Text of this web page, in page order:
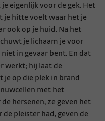
eigenlijk voor de gek. Het
je hitte voelt waar het je
ook op je huid. Na het
je lichaam je voor
in gevaar bent. En dat
werkt; hij laat de
je op die plek in brand
met het
hersenen, ze geven het
pleister had, geven de